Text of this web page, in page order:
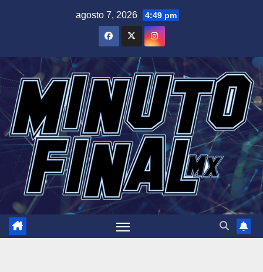
agosto 7, 2026 4:49 pm